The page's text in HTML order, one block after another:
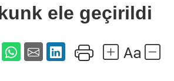
geçirildi
ele geçirildi